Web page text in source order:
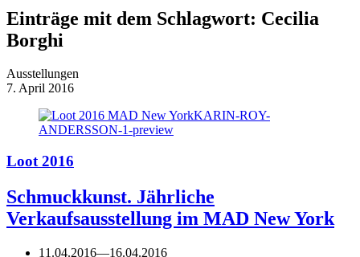
Einträge mit dem Schlagwort: Cecilia
Borghi
Ausstellungen
7. April 2016
Loot 2016
Schmuckkunst. Jährliche
Verkaufsausstellung im MAD New York
11.04.2016—16.04.2016